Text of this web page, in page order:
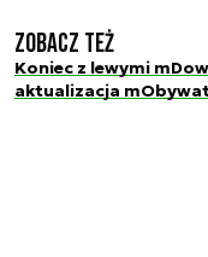
Zobacz też
Koniec z lewymi
aktualizacja